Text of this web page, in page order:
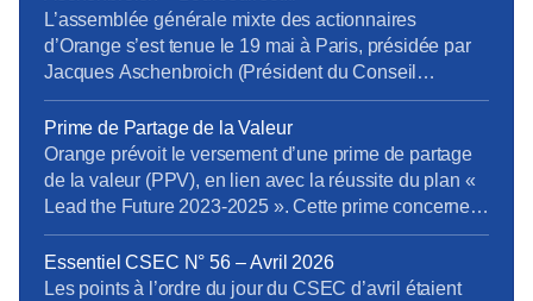
L’assemblée générale mixte des actionnaires
d’Orange s’est tenue le 19 mai à Paris, présidée par
Jacques Aschenbroich (Président du Conseil
d’administration), en présence de Christel
Heydemann (Directrice Générale), et du Conseil
d’administration. […] Toutes les résolutions
recommandées par le Conseil d’administration ont été
votées et approuvées par les actionnaires. S’agissant
Prime de Partage de la Valeur
Orange prévoit le versement d’une prime de partage
de la valeur (PPV), en lien avec la réussite du plan «
Lead the Future 2023-2025 ». Cette prime concernera
les salariés liés par un contrat de travail (CDI, CDD et
alternants), les fonctionnaires en activité et les
intérimaires à la date de signature de la décision […]
Essentiel CSEC N° 56 – Avril 2026
Les points à l’ordre du jour du CSEC d’avril étaient